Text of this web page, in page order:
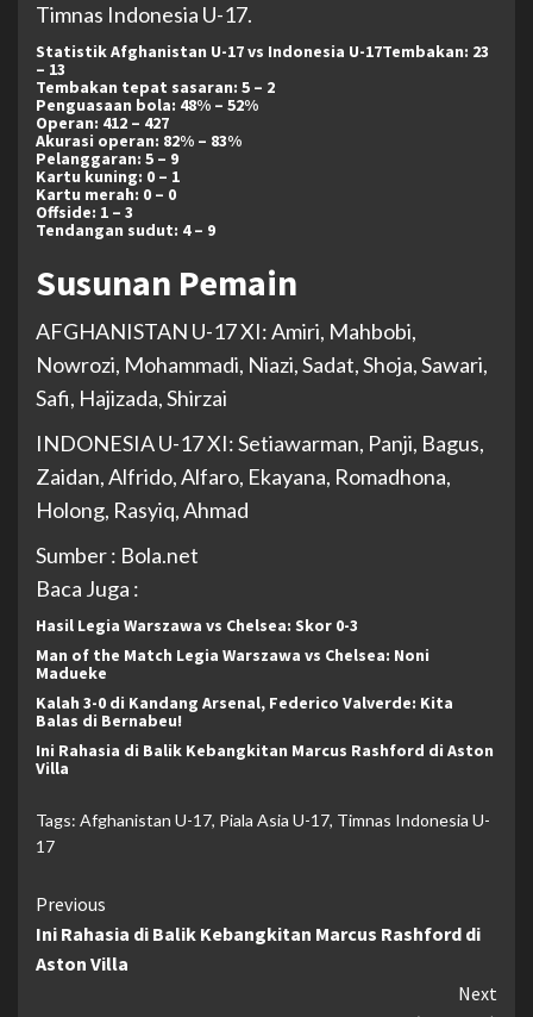
Timnas Indonesia U-17.
Statistik Afghanistan U-17 vs Indonesia U-17Tembakan: 23
– 13
Tembakan tepat sasaran: 5 – 2
Penguasaan bola: 48% – 52%
Operan: 412 – 427
Akurasi operan: 82% – 83%
Pelanggaran: 5 – 9
Kartu kuning: 0 – 1
Kartu merah: 0 – 0
Offside: 1 – 3
Tendangan sudut: 4 – 9
Susunan Pemain
AFGHANISTAN U-17 XI: Amiri, Mahbobi,
Nowrozi, Mohammadi, Niazi, Sadat, Shoja, Sawari,
Safi, Hajizada, Shirzai
INDONESIA U-17 XI: Setiawarman, Panji, Bagus,
Zaidan, Alfrido, Alfaro, Ekayana, Romadhona,
Holong, Rasyiq, Ahmad
Sumber : Bola.net
Baca Juga :
Hasil Legia Warszawa vs Chelsea: Skor 0-3
Man of the Match Legia Warszawa vs Chelsea: Noni
Madueke
Kalah 3-0 di Kandang Arsenal, Federico Valverde: Kita
Balas di Bernabeu!
Ini Rahasia di Balik Kebangkitan Marcus Rashford di Aston
Villa
Tags: Afghanistan U-17, Piala Asia U-17, Timnas Indonesia U-
17
Continue
Reading
Previous
Ini Rahasia di Balik Kebangkitan Marcus Rashford di
Aston Villa
Next